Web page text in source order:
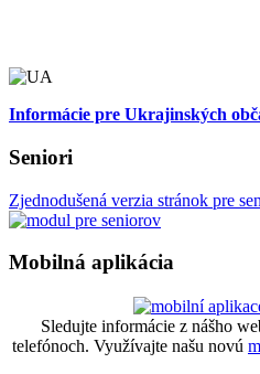
Informácie pre Ukrajinských
Seniori
Zjednodušená verzia stránok pre
Mobilná aplikácia
Sledujte informácie z nášho
telefónoch. Využívajte našu novú